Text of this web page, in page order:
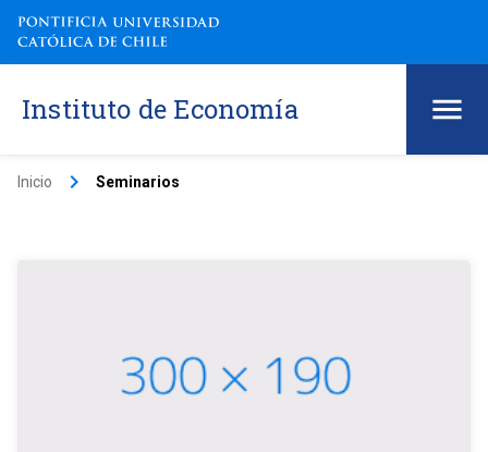
Instituto de Economía
Inicio keyboard_arrow_right Seminarios